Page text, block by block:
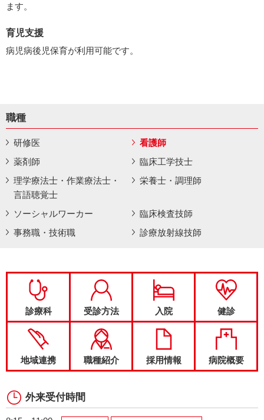
ます。
育児支援
病児病後児保育が利用可能です。
職種
研修医
看護師
薬剤師
臨床工学技士
理学療法士・作業療法士・
言語聴覚士
栄養士・調理師
ソーシャルワーカー
臨床検査技師
事務職・技術職
診療放射線技師
診療科 受診方法 入院 健診
地域連携 職種紹介 採用情報 病院概要
外来受付時間